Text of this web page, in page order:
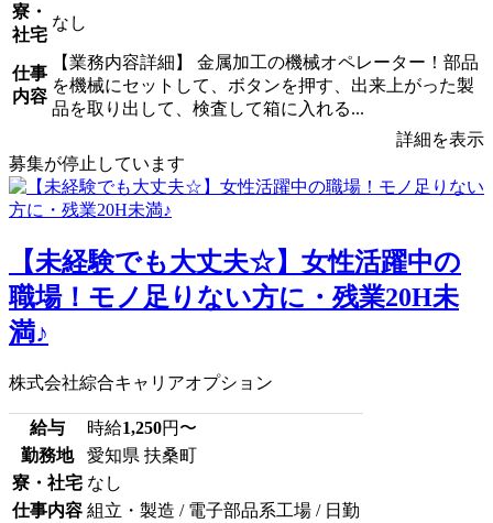
寮・
社宅
なし
仕事
内容
【業務内容詳細】 金属加工の機械オペレーター！部品
を機械にセットして、ボタンを押す、出来上がった製
品を取り出して、検査して箱に入れる...
詳細を表示
募集が停止しています
【未経験でも大丈夫☆】女性活躍中の
職場！モノ足りない方に・残業20H未
満♪
株式会社綜合キャリアオプション
給与 時給1,250円〜
勤務地
愛知県 扶桑町
寮・社宅 なし
仕事内容 組立・製造 / 電子部品系工場 / 日勤